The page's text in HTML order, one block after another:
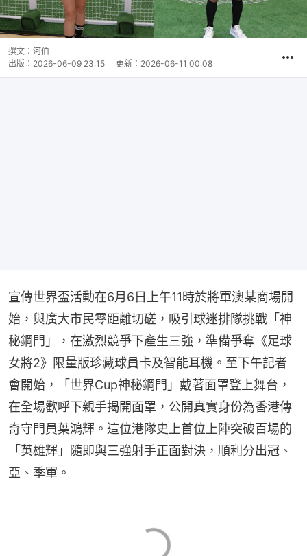
撰文： 河伯
出版： 2026-06-09 23:15 更新： 2026-06-11 00:08
宣傳世界盃活動在6月6日上午11時於將軍澳某商場開
始，與廣大市民零距離切磋，吸引球迷排隊挑戰「神
秘鋼門」，在激烈競爭下產生三強，準備爭奪《足球
女將2》限量版珍藏球員卡及智能耳機。至下午記者
會開始，「世界Cup神秘鋼門」戴著面罩登上舞台，
在全場歡呼下親手揭開面罩，公開真實身份為香港傳
奇守門員葉鴻輝。這位港隊史上首位上陣突破百場的
「英雄輝」隨即與三強射手正面對決，順利分出冠、
亞、季軍。